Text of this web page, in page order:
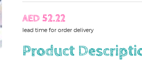
AED 52.22
lead time for order delivery
Product